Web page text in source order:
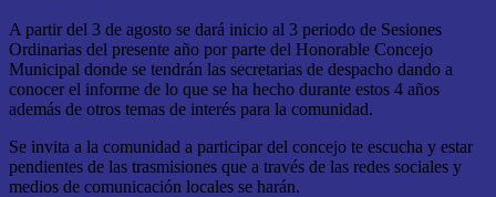
A partir del 3 de agosto se dará inicio al 3 periodo de Sesiones
Ordinarias del presente año por parte del Honorable Concejo
Municipal donde se tendrán las secretarias de despacho dando a
conocer el informe de lo que se ha hecho durante estos 4 años
además de otros temas de interés para la comunidad.
Se invita a la comunidad a participar del concejo te escucha y estar
pendientes de las trasmisiones que a través de las redes sociales y
medios de comunicación locales se harán.